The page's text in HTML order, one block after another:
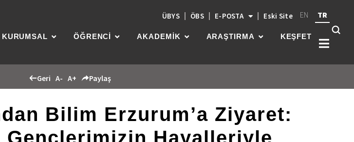
ÜBYS ÖBS E-POSTA Eski Site EN TR
KURUMSAL ÖĞRENCİ AKADEMİK ARAŞTIRMA KEŞFET
Geri A- A+ Paylaş
Bilim Erzurum’a Ziyaret:
Gençlerimizin Hayalleriyle